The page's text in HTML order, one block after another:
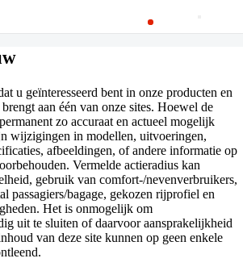
u geïnteresseerd bent in onze producten en
aan één van onze sites. Hoewel de
zo accuraat en actueel mogelijk
wijzigingen in modellen, uitvoeringen,
afbeeldingen, of andere informatie op
Vermelde actieradius kan
gebruik van comfort-/nevenverbruikers,
passagiers/bagage, gekozen rijprofiel en
Het is onmogelijk om
uit te sluiten of daarvoor aansprakelijkheid
van deze site kunnen op geen enkele